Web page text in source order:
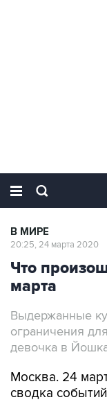
В МИРЕ
20:25, 24 марта 2020
Что
марта
Выдержанные
ограничения
девочка в
Москва. 24
сводка